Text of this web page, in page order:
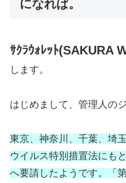
になれば。
ｻｸﾗｳｫﾚｯﾄ
します。
はじめまして、管理人の
東京、神奈川、千葉、埼
ウイルス特別措置法にも
へ要請したようです。「